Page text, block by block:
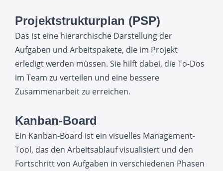
Projektstrukturplan (PSP)
Das ist eine hierarchische Darstellung der
Aufgaben und Arbeitspakete, die im Projekt
erledigt werden müssen. Sie hilft dabei, die To-Dos
im Team zu verteilen und eine bessere
Zusammenarbeit zu erreichen.
Kanban-Board
Ein Kanban-Board ist ein visuelles Management-
Tool, das den Arbeitsablauf visualisiert und den
Fortschritt von Aufgaben in verschiedenen Phasen